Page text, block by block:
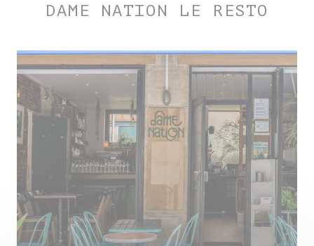
DAME NATION LE RESTO